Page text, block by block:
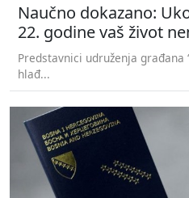
Naučno dokazano:
22. godine vaš život
Predstavnici udruženja
hlađ...